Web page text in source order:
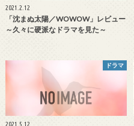
2021.2.12
「沈まぬ太陽／WOWOW」レビュー
～久々に硬派なドラマを見た～
ドラマ
2021.5.12